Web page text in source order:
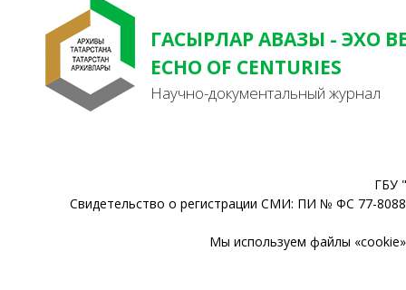
ГАСЫРЛАР АВАЗЫ - ЭХО
ECHO OF CENTURIES
Научно-документальный журнал
ГБУ
Свидетельство о регистрации СМИ: ПИ № ФС 77-
Мы используем файлы «cookie»